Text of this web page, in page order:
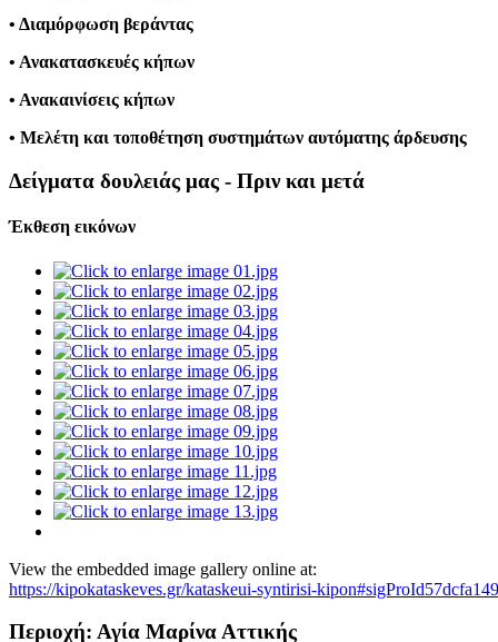
• Διαμόρφωση βεράντας
• Ανακατασκευές κήπων
• Ανακαινίσεις κήπων
• Μελέτη και τοποθέτηση συστημάτων αυτόματης άρδευσης
Δείγματα δουλειάς μας - Πριν και μετά
Έκθεση εικόνων
View the embedded image gallery online at:
https://kipokataskeves.gr/kataskeui-syntirisi-
Περιοχή: Αγία Μαρίνα Αττικής